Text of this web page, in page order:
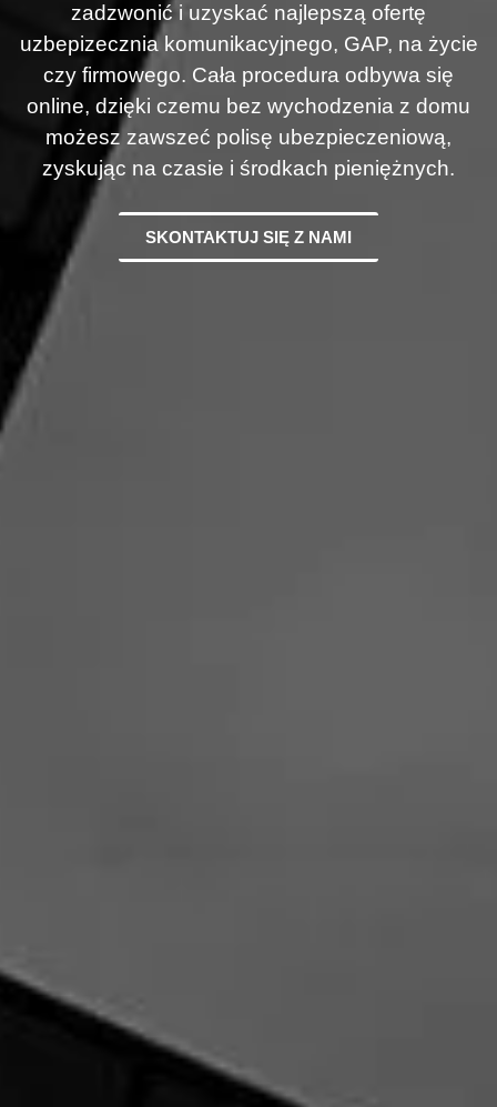
zadzwonić i uzyskać najlepszą ofertę
uzbepizecznia komunikacyjnego, GAP, na życie
czy firmowego. Cała procedura odbywa się
online, dzięki czemu bez wychodzenia z domu
możesz zawszeć polisę ubezpieczeniową,
zyskując na czasie i środkach pieniężnych.
SKONTAKTUJ SIĘ Z NAMI